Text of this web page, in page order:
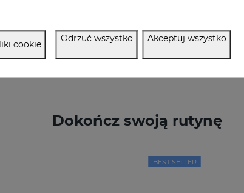
Dokończ swoją rutynę
BEST SELLER
cookie
Odrzuć wszystko Akceptuj wszystko